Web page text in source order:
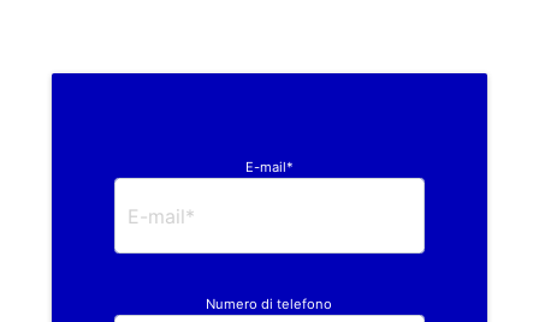
E-mail*
Numero di telefono